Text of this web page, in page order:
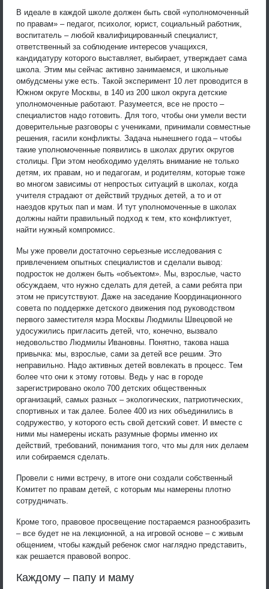
В идеале в каждой школе должен быть свой «уполномоченный
по правам» – педагог, психолог, юрист, социальный работник,
воспитатель – любой квалифицированный специалист,
ответственный за соблюдение интересов учащихся,
кандидатуру которого выставляет, выбирает, утверждает сама
школа. Этим мы сейчас активно занимаемся, и школьные
омбудсмены уже есть. Такой эксперимент 10 лет проводится в
Южном округе Москвы, в 140 из 200 школ округа детские
уполномоченные работают. Разумеется, все не просто –
специалистов надо готовить. Для того, чтобы они умели вести
доверительные разговоры с учениками, принимали совместные
решения, гасили конфликты. Задача нынешнего года – чтобы
такие уполномоченные появились в школах других округов
столицы. При этом необходимо уделять внимание не только
детям, их правам, но и педагогам, и родителям, которые тоже
во многом зависимы от непростых ситуаций в школах, когда
учителя страдают от действий трудных детей, а то и от
наездов крутых пап и мам. И тут уполномоченные в школах
должны найти правильный подход к тем, кто конфликтует,
найти нужный компромисс.
Мы уже провели достаточно серьезные исследования с
привлечением опытных специалистов и сделали вывод:
подросток не должен быть «объектом». Мы, взрослые, часто
обсуждаем, что нужно сделать для детей, а сами ребята при
этом не присутствуют. Даже на заседание Координационного
совета по поддержке детского движения под руководством
первого заместителя мэра Москвы Людмилы Швецовой не
удосужились пригласить детей, что, конечно, вызвало
недовольство Людмилы Ивановны. Понятно, такова наша
привычка: мы, взрослые, сами за детей все решим. Это
неправильно. Надо активных детей вовлекать в процесс. Тем
более что они к этому готовы. Ведь у нас в городе
зарегистрировано около 700 детских общественных
организаций, самых разных – экологических, патриотических,
спортивных и так далее. Более 400 из них объединились в
содружество, у которого есть свой детский совет. И вместе с
ними мы намерены искать разумные формы именно их
действий, требований, понимания того, что мы для них делаем
или собираемся сделать.
Провели с ними встречу, в итоге они создали собственный
Комитет по правам детей, с которым мы намерены плотно
сотрудничать.
Кроме того, правовое просвещение постараемся разнообразить
– все будет не на лекционной, а на игровой основе – с живым
общением, чтобы каждый ребенок смог наглядно представить,
как решается правовой вопрос.
Каждому – папу и маму